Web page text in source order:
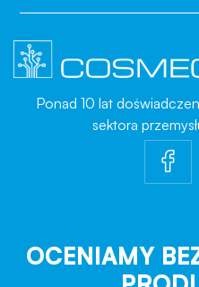
Ponad 10 lat
sektora
OCENIAMY